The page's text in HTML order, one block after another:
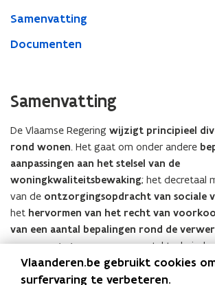
Samenvatting
Documenten
Samenvatting
​De Vlaamse Regering wijzigt principieel
rond wonen. Het gaat om onder andere
aanpassingen aan het stelsel van de
woningkwaliteitsbewaking; het decretaal
van de ontzorgingsopdracht van sociale
het hervormen van het recht van
van een aantal bepalingen rond de
persoonsgegevensen een aantal
dit voorontwerp van wijzigingsdecreet
ingewonnen van de Vlaamse
Vlaanderen.be gebruikt cookies
surfervaring te verbeteren.